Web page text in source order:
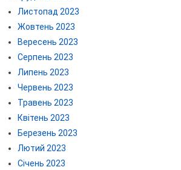
Листопад 2023
Жовтень 2023
Вересень 2023
Серпень 2023
Липень 2023
Червень 2023
Травень 2023
Квітень 2023
Березень 2023
Лютий 2023
Січень 2023